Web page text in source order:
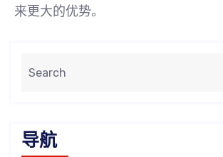
来更大的优势。
导航